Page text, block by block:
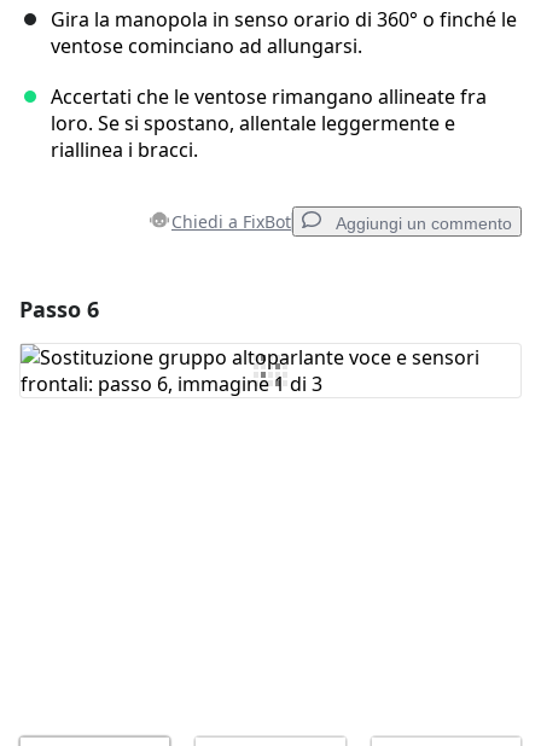
Gira la manopola in senso orario di 360° o finché le
ventose cominciano ad allungarsi.
Accertati che le ventose rimangano allineate fra
loro. Se si spostano, allentale leggermente e
riallinea i bracci.
Chiedi a FixBot Aggiungi un commento
Aggiungi Commento
Passo 6